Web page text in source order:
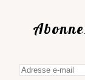
Adresse